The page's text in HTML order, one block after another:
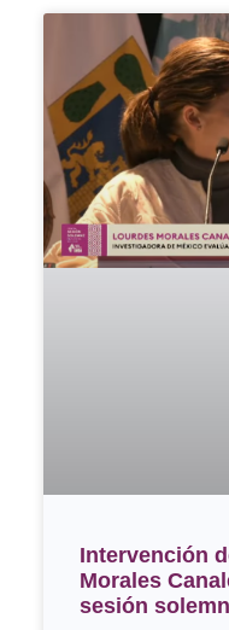
Intervención
Morales
sesión